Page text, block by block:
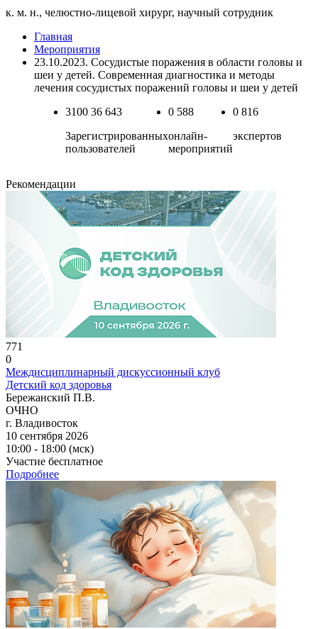
к. м. н., челюстно-лицевой хирург, научный сотрудник
Главная
Мероприятия
23.10.2023. Сосудистые поражения в области головы и
шеи у детей. Современная диагностика и методы
лечения сосудистых поражений головы и шеи у детей
3100 36 643
Зарегистрированных
пользователей
0 588
онлайн-
мероприятий
0 816
экспертов
Рекомендации
771
0
Междисциплинарный дискуссионный клуб
Детский код здоровья
Бережанский П.В.
ОЧНО
г. Владивосток
10 сентября 2026
10:00 - 18:00 (мск)
Участие бесплатное
Подробнее